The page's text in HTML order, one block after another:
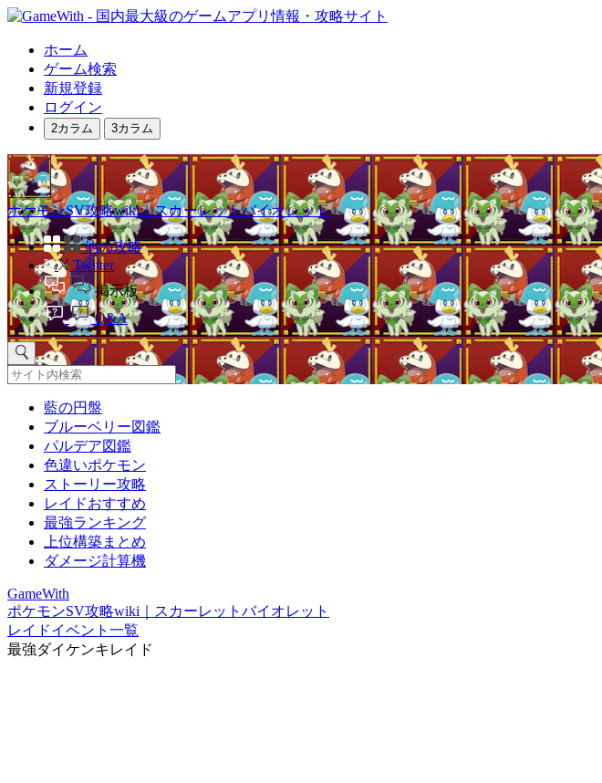
ホーム
ゲーム検索
新規登録
ログイン
2カラム 3カラム
ポケモンSV攻略wiki｜スカーレットバイオレット
他の攻略
Twitter
掲示板
Q&A
藍の円盤
ブルーベリー図鑑
パルデア図鑑
色違いポケモン
ストーリー攻略
レイドおすすめ
最強ランキング
上位構築まとめ
ダメージ計算機
GameWith
ポケモンSV攻略wiki｜スカーレットバイオレット
レイドイベント一覧
最強ダイケンキレイド